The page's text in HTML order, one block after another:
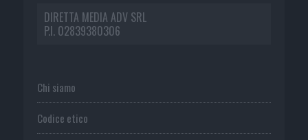
DIRETTA MEDIA ADV SRL
P.I. 02839380306
Chi siamo
Codice etico